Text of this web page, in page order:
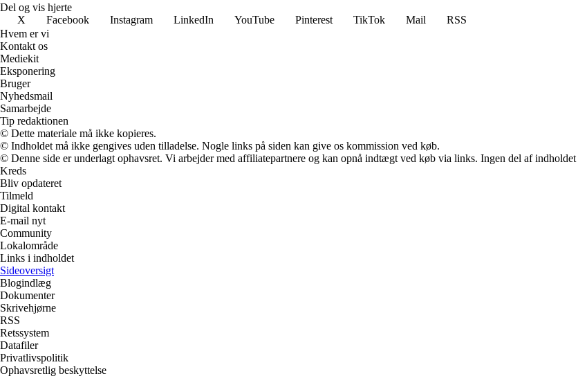
Del og vis hjerte
X
Facebook Instagram LinkedIn YouTube Pinterest TikTok Mail
RSS
Hvem er vi
Kontakt os
Mediekit
Eksponering
Bruger
Nyhedsmail
Samarbejde
Tip redaktionen
© Dette materiale må ikke kopieres.
© Indholdet må ikke gengives uden tilladelse. Nogle links på siden kan give os kommission ved køb.
© Denne side er underlagt ophavsret. Vi arbejder med affiliatepartnere og kan opnå indtægt ved køb via links. Ingen del af indholdet
Kreds
Bliv opdateret
Tilmeld
Digital kontakt
E-mail nyt
Community
Lokalområde
Links i indholdet
Sideoversigt
Blogindlæg
Dokumenter
Skrivehjørne
RSS
Retssystem
Datafiler
Privatlivspolitik
Ophavsretlig beskyttelse